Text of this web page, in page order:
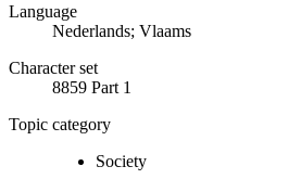
Language
Nederlands; Vlaams
Character set
8859 Part 1
Topic category
Society